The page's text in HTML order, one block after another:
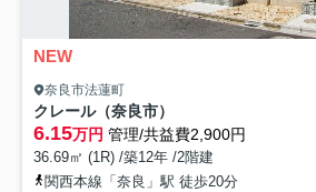
NEW
奈良市法蓮町
クレール（奈良市）
6.15万円 管理/共益費2,900円
36.69㎡ (1R) /築12年 /2階建
関西本線「奈良」駅 徒歩20分